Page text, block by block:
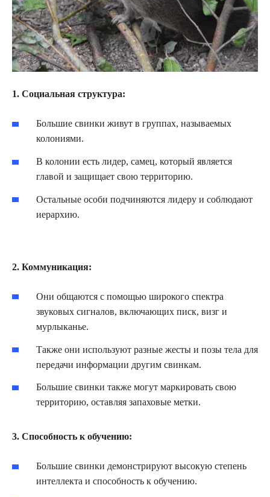
1. Социальная структура:
Большие свинки живут в группах, называемых
колониями.
В колонии есть лидер, самец, который является
главой и защищает свою территорию.
Остальные особи подчиняются лидеру и соблюдают
иерархию.
2. Коммуникация:
Они общаются с помощью широкого спектра
звуковых сигналов, включающих писк, визг и
мурлыканье.
Также они используют разные жесты и позы тела для
передачи информации другим свинкам.
Большие свинки также могут маркировать свою
территорию, оставляя запаховые метки.
3. Способность к обучению:
Большие свинки демонстрируют высокую степень
интеллекта и способность к обучению.